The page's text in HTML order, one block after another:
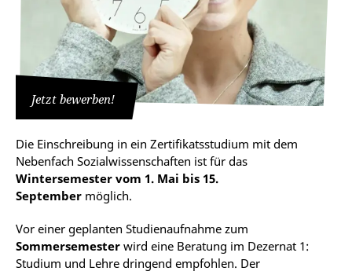
Jetzt bewerben!
Die Einschreibung in ein Zertifikatsstudium mit dem
Nebenfach Sozialwissenschaften ist für das
Wintersemester vom 1. Mai bis 15.
September möglich.
Vor einer geplanten Studienaufnahme zum
Sommersemester wird eine Beratung im Dezernat 1:
Studium und Lehre dringend empfohlen. Der